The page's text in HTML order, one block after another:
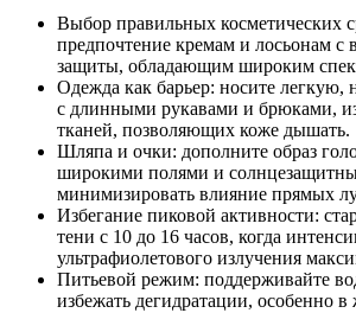
Выбор правильных косметических
предпочтение кремам и лосьонам с
защиты, обладающим широким
Одежда как барьер: носите легкую,
с длинными рукавами и брюками,
тканей, позволяющих коже дышать.
Шляпа и очки: дополните образ
широкими полями и
минимизировать влияние прямых
Избегание пиковой активности:
тени с 10 до 16 часов, когда
ультрафиолетового излучения
Питьевой режим: поддерживайте
избежать дегидратации, особенно